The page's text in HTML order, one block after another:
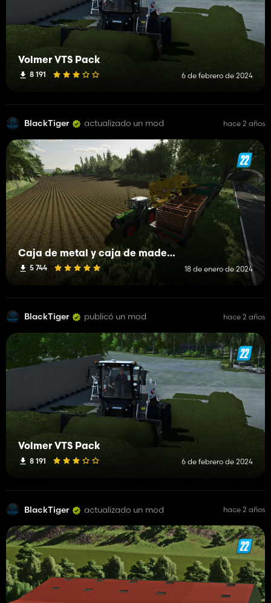
Volmer VTS Pack
8 191 6 de febrero de 2024
BlackTiger actualizado un mod hace 2 años
Caja de metal y caja de madera
5 744 18 de enero de 2024
BlackTiger publicó un mod hace 2 años
Volmer VTS Pack
8 191 6 de febrero de 2024
BlackTiger actualizado un mod hace 2 años